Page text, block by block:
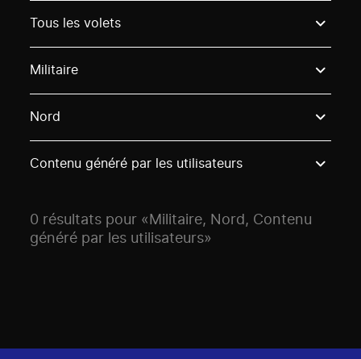
Tous les volets
Militaire
Nord
Contenu généré par les utilisateurs
0 résultats pour «Militaire, Nord, Contenu
généré par les utilisateurs»